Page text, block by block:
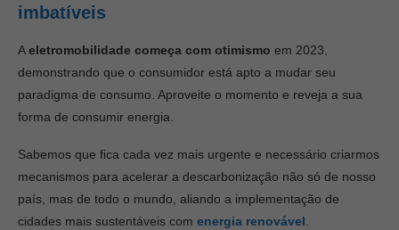
imbatíveis
Aeletromobilidade começa com otimismo em 2023,
demonstrando que o consumidor está apto a mudar seu
paradigma de consumo. Aproveite o momento e reveja a sua
forma de consumir energia.
Sabemos que fica cada vez mais urgente e necessário criarmos
mecanismos para acelerar a descarbonização não só de nosso
país, mas de todo o mundo, aliando a implementação de
cidades mais sustentáveis com energia renovável